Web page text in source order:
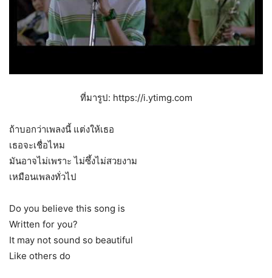
ที่มารูป: https://i.ytimg.com
ถ้าบอกว่าเพลงนี้ แต่งให้เธอ
เธอจะเชื่อไหม
มันอาจไม่เพราะ ไม่ซึ้งไม่สวยงาม
เหมือนเพลงทั่วไป
Do you believe this song is
Written for you?
It may not sound so beautiful
Like others do